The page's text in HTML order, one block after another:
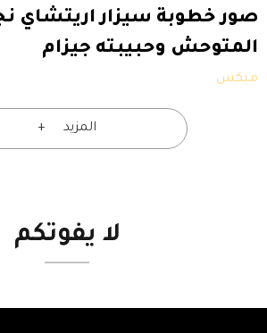
صور خطوبة سيزار
المتوحش وحبيبته جيزام
ميكس
المزيد
لا يفوتكم